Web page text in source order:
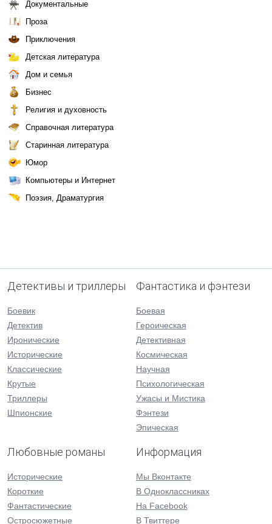
Документальные
Проза
Приключения
Детская литература
Дом и семья
Бизнес
Религия и духовность
Справочная литература
Старинная литература
Юмор
Компьютеры и Интернет
Поэзия, Драматургия
Детективы и триллеры
Боевик
Детектив
Иронические
Исторические
Классические
Крутые
Триллеры
Шпионские
Фантастика и фэнтези
Боевая
Героическая
Детективная
Космическая
Научная
Психологическая
Ужасы и Мистика
Фэнтези
Эпическая
Любовные романы
Исторические
Короткие
Фантастические
Остросюжетные
Информация
Мы Вконтакте
В Одноклассниках
На Facebook
В Твиттере